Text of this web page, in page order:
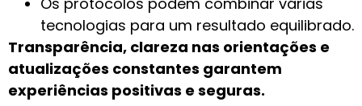
tecnologias para um resultado equilibrado.
Transparência, clareza nas orientações e
atualizações constantes garantem
experiências positivas e seguras.